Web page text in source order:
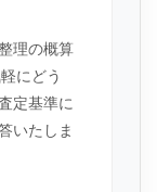
理の概算
にどう
定基準に
いたしま